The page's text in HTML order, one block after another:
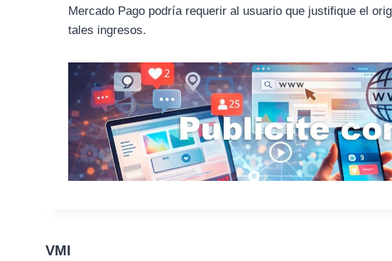
Mercado Pago podría requerir al usuario que justifique el
tales ingresos.
VMI